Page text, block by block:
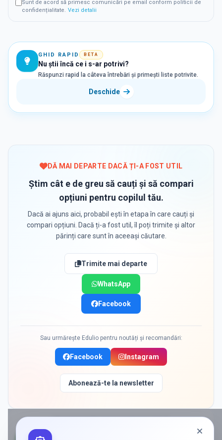
Sunt de acord să primesc comunicări pe email conform politicii de
confidențialitate. Vezi detalii
GHID RAPID BETA
Nu știi încă ce i s-ar potrivi?
Răspunzi rapid la câteva întrebări și primești liste potrivite.
Deschide
DĂ MAI DEPARTE DACĂ ȚI-A FOST UTIL
Știm cât e de greu să cauți și să compari
opțiuni pentru copilul tău.
Dacă ai ajuns aici, probabil ești în etapa în care cauți și
compari opțiuni. Dacă ți-a fost util, îl poți trimite și altor
părinți care sunt în aceeași căutare.
Trimite mai departe
WhatsApp
Facebook
Sau urmărește Edulio pentru noutăți și recomandări:
Facebook Instagram
Abonează-te la newsletter